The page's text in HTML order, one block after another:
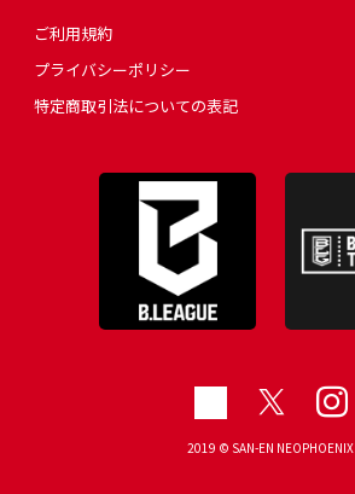
ご利用規約
プライバシーポリシー
特定商取引法についての表記
2019 © SAN-EN NEOPHOENIX